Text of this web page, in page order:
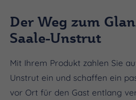
Der Weg zum
Saale-Unstrut
Mit Ihrem Produkt zahlen Sie
Unstrut ein und schaffen ein
vor Ort für den Gast entlang